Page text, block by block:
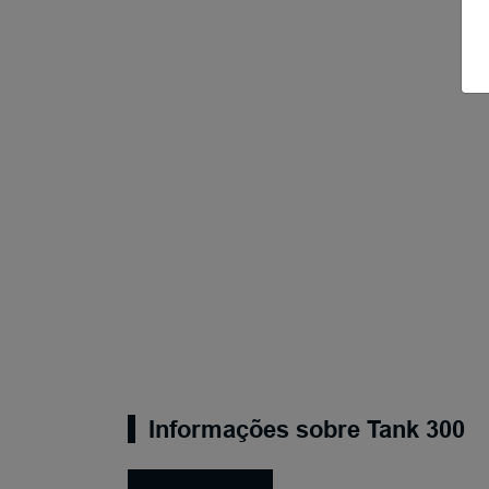
Informações sobre Tank 300